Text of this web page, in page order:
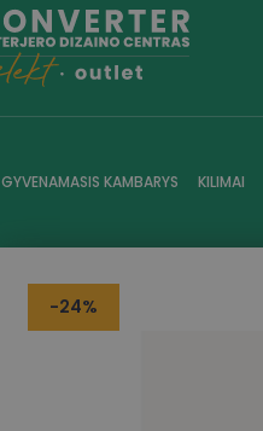
GYVENAMASIS KAMBARYS KILIMAI
-24%